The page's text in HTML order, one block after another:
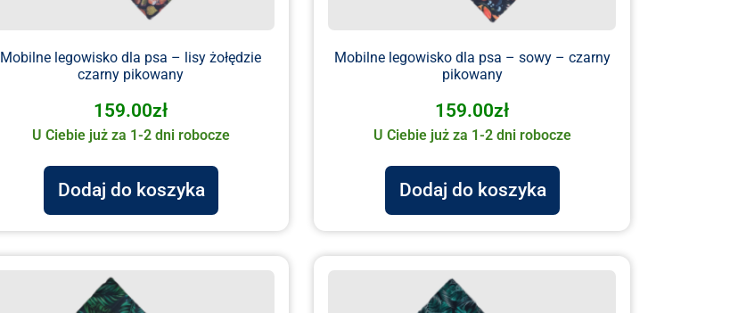
Mobilne legowisko dla psa – lisy żołędzie
czarny pikowany
159.00zł
U Ciebie już za 1-2 dni robocze
Dodaj do koszyka
Mobilne legowisko dla psa – sowy – czarny
pikowany
159.00zł
U Ciebie już za 1-2 dni robocze
Dodaj do koszyka